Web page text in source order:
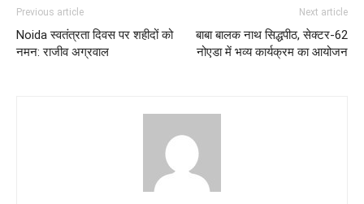
Previous article
Noida स्वतंत्रता दिवस पर शहीदों को
नमन: राजीव अग्रवाल
Next article
बाबा बालक नाथ सिद्धपीठ, सेक्टर-62
नोएडा में भव्य कार्यक्रम का आयोजन